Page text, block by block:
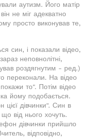
аутизм. Його матір
не міг адекватно
просто виконував те,
син, і показали відео,
неповнолітні,
роздягнутим - ред.)
переконали. На відео
то". Потім відео
йому подобається.
дівчинки". Син в
від нього хочуть.
дівчинки прийшло
відповідно,